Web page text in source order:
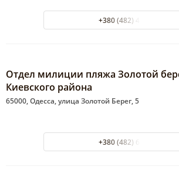
+380 (482) 47-14-01
Отдел милиции пляжа Золотой
Киевского района
65000, Одесса, улица Золотой Берег, 5
+380 (482) 63-92-05